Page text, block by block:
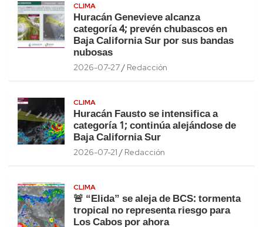
CLIMA
Huracán Genevieve alcanza
categoría 4; prevén chubascos en
Baja California Sur por sus bandas
nubosas
2026-07-27 Redacción
CLIMA
Huracán Fausto se intensifica a
categoría 1; continúa alejándose de
Baja California Sur
2026-07-21 Redacción
CLIMA
🚨 “Elida” se aleja de BCS: tormenta
tropical no representa riesgo para
Los Cabos por ahora